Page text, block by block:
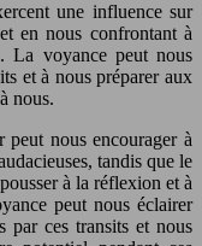
une influence sur
en nous confrontant à
La voyance peut nous
et à nous préparer aux
nous.
nous encourager à
tandis que le
à la réflexion et à
peut nous éclairer
par ces transits et nous